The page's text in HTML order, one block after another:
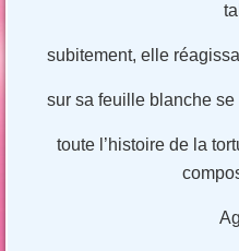
subitement, elle
sur sa feuille blanche
toute l’histoire de la